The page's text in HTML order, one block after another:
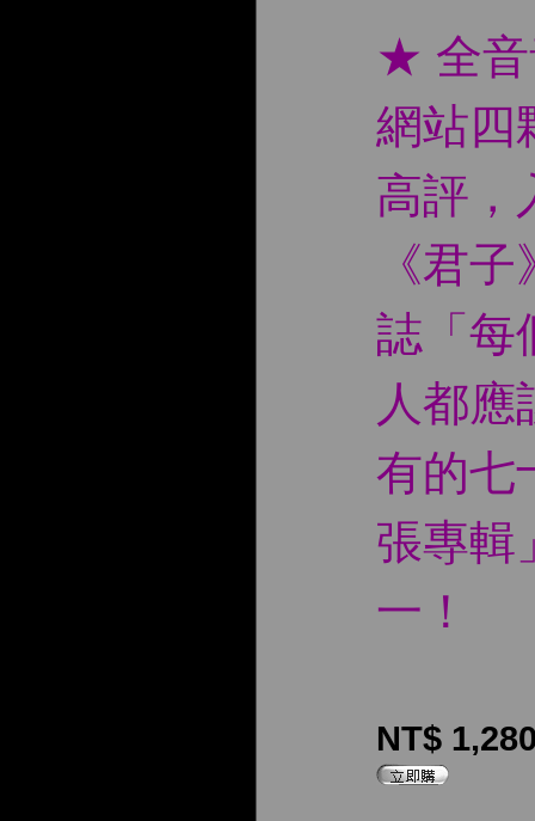
★ 全音
網站四
高評，
《君
誌「每
人都應
有的七
張專輯
一！
NT$